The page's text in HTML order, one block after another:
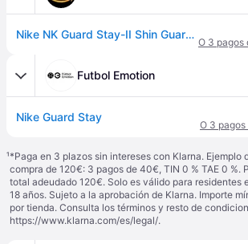
Nike NK Guard Stay-II Shin Guards, Unisex Adulto, White/Black, 1SIZE
O 3 pagos
Futbol Emotion
Nike Guard Stay
O 3 pagos
¹*Paga en 3 plazos sin intereses con Klarna. Ejemplo
compra de 120€: 3 pagos de 40€, TIN 0 % TAE 0 %.
total adeudado 120€. Solo es válido para residentes
18 años. Sujeto a la aprobación de Klarna. Importe
por tienda. Consulta los términos y resto de
https://www.klarna.com/es/legal/.